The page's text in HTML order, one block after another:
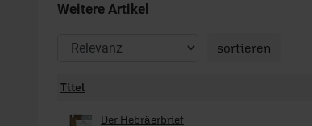
Weitere Artikel
Titel
Der Hebräerbrief